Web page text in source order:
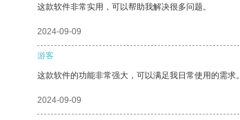
这款软件非常实用，可以帮助我解决很多问题。
2024-09-09
游客
这款软件的功能非常强大，可以满足我日常使用的需求。
2024-09-09